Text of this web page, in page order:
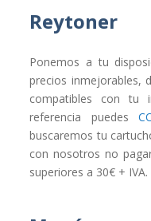
Reytoner
Ponemos a tu
precios inmejorables,
compatibles con tu
referencia puedes
buscaremos tu
con nosotros no
superiores a 30€ + IVA.